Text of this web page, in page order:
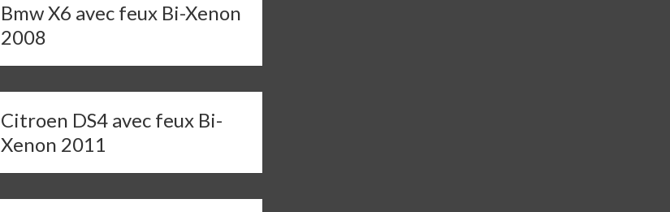
Bmw X6 avec feux Bi-Xenon
2008
Citroen DS4 avec feux Bi-
Xenon 2011